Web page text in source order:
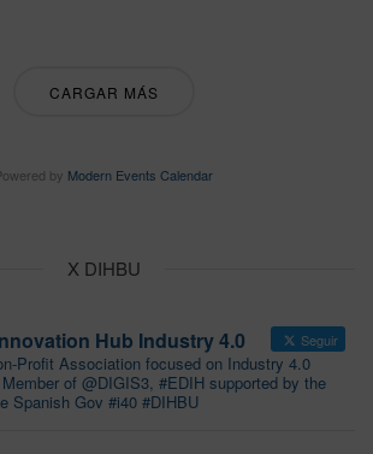
CARGAR MÁS
by Modern Events Calendar
X DIHBU
Hub Industry 4.0 Seguir
Profit Association focused on Industry 4.0
of @DIGIS3, #EDIH supported by the
Spanish Gov #i40 #DIHBU